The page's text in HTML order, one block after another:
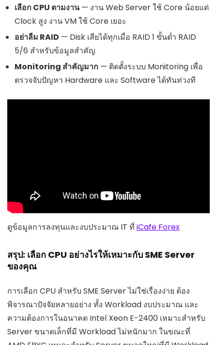
เลือก CPU ตามงาน— งาน Web Server ใช้ Core น้อยแต่
Clock สูง งาน VM ใช้ Core เยอะ
อย่าลืม RAID — Disk เสียได้ทุกเมื่อ RAID 1 ขั้นต่ำ RAID
5/6 สำหรับข้อมูลสำคัญ
Monitoring สำคัญมาก — ติดตั้งระบบ Monitoring เพื่อ
ตรวจจับปัญหา Hardware และ Software ได้ทันท่วงที
ดูข้อมูลการลงทุนและงบประมาณ IT ที่ iCafe Forex
สรุป: เลือก CPU อย่างไรให้เหมาะกับ SME Server
ของคุณ
การเลือก CPU สำหรับ SME Server ไม่ใช่เรื่องง่าย ต้อง
พิจารณาปัจจัยหลายอย่าง ทั้ง Workload งบประมาณ และ
ความต้องการในอนาคต Intel Xeon E-2400 เหมาะสำหรับ
Server ขนาดเล็กที่มี Workload ไม่หนักมาก ในขณะที่